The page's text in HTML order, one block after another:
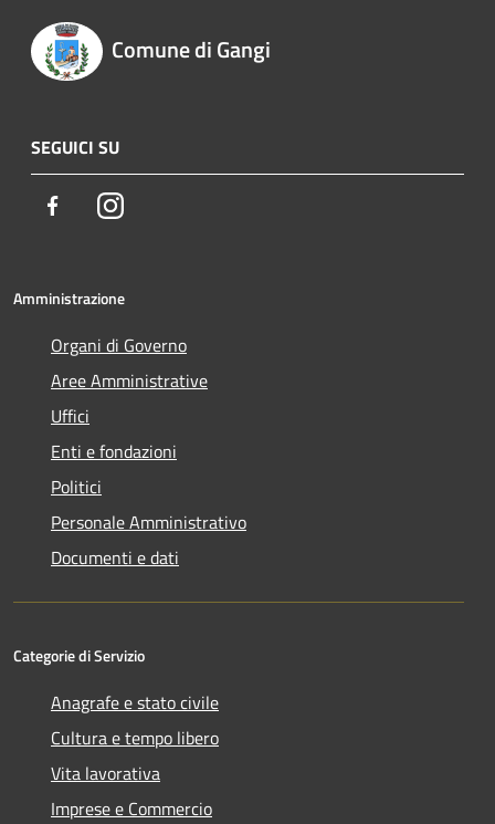
Comune di Gangi
SEGUICI SU
FacebookInstagram
Amministrazione
Organi di Governo
Aree Amministrative
Uffici
Enti e fondazioni
Politici
Personale Amministrativo
Documenti e dati
Categorie di Servizio
Anagrafe e stato civile
Cultura e tempo libero
Vita lavorativa
Imprese e Commercio